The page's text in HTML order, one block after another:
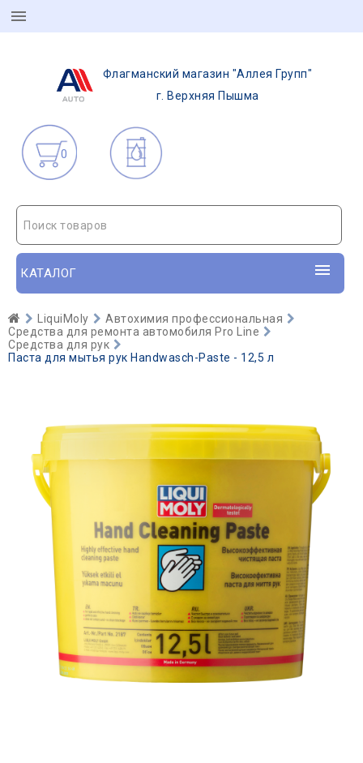
Флагманский магазин "Аллея Групп"
г. Верхняя Пышма
0
Поиск товаров
КАТАЛОГ
LiquiMoly
Автохимия профессиональная
Средства для ремонта автомобиля Pro Line
Средства для рук
Паста для мытья рук Handwasch-Paste - 12,5 л